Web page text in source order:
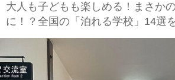
大人も子どもも楽しめる！まさか
に！？全国の「泊れる学校」14選